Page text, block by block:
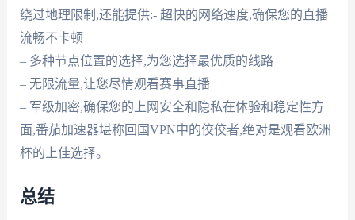
绕过地理限制,还能提供:- 超快的网络速度,确保您的直播
流畅不卡顿
– 多种节点位置的选择,为您选择最优质的线路
– 无限流量,让您尽情观看赛事直播
– 军级加密,确保您的上网安全和隐私在体验和稳定性方
面,番茄加速器堪称回国VPN中的佼佼者,绝对是观看欧洲
杯的上佳选择。
总结